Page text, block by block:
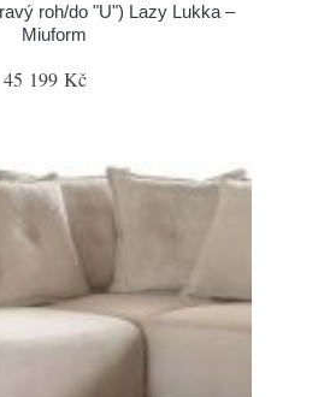
roh/do "U") Lazy Lukka –
Miuform
45 199 Kč